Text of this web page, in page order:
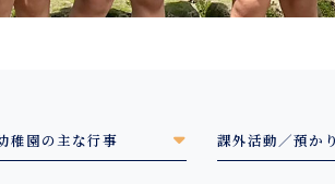
稚園の主な行事 課外活動／預か